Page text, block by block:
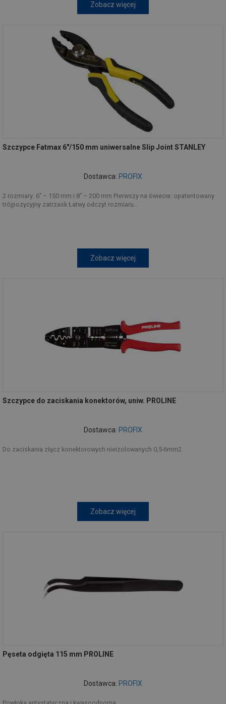
Zobacz więcej
Szczypce Fatmax 6"/150 mm uniwersalne Slip Joint STANLEY
Dostawca: PROFIX
2 rozmiary: 6” – 150 mm i 8” – 200 mm Pierwszy na świecie: opatentowany
trójpozycyjny zatrzask Łatwy odczyt rozmiaru...
Zobacz więcej
Szczypce do zaciskania konektorów, uniw. PROLINE
Dostawca: PROFIX
Do zaciskania złącz konektorowych nieizolowanych 0,5-6mm2.
Zobacz więcej
Pęseta odgięta 115 mm PROLINE
Dostawca: PROFIX